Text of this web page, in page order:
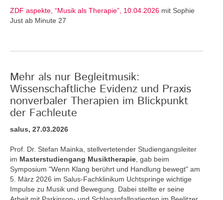
ZDF aspekte, “Musik als Therapie”, 10.04.2026 mit Sophie
Just ab Minute 27
Mehr als nur Begleitmusik:
Wissenschaftliche Evidenz und Praxis
nonverbaler Therapien im Blickpunkt
der Fachleute
salus, 27.03.2026
Prof. Dr. Stefan Mainka, stellvertetender Studiengangsleiter
im Masterstudiengang Musiktherapie , gab beim
Symposium "Wenn Klang berührt und Handlung bewegt" am
5. März 2026 im Salus-Fachklinikum Uchtspringe wichtige
Impulse zu Musik und Bewegung. Dabei stellte er seine